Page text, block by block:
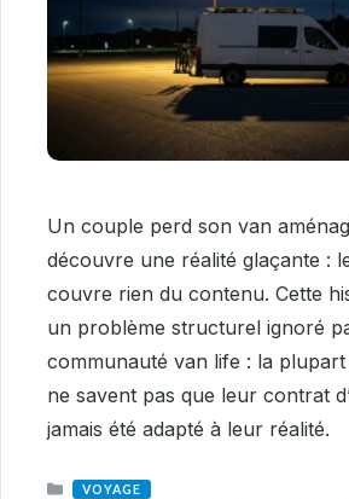
Un couple perd son van
découvre une réalité glaçante :
couvre rien du contenu. Cette
un problème structurel ignoré
communauté van life : la
ne savent pas que leur contrat
jamais été adapté à leur réalité.
CATEGORIES
VOYAGE